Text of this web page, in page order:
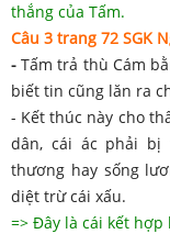
thắng của Tấm.
Câu 3 trang 72 SGK
-Tấm trả thù Cám
biết tin cũng lăn ra
- Kết thúc này cho
dân, cái ác phải bị
thương hay sống
diệt trừ cái xấu.
=> Đây là cái kết